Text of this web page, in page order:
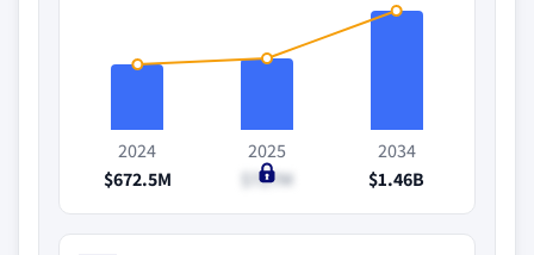
2024
$672.5M
2025
$727M
2034
$1.46B